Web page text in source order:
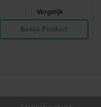
Vergelijk
Bekijk Product